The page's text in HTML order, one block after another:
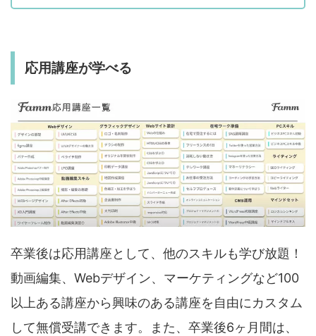
応用講座が学べる
卒業後は応用講座として、他のスキルも学び放題！
動画編集、Webデザイン、マーケティングなど100
以上ある講座から興味のある講座を自由にカスタム
して無償受講できます。また、卒業後6ヶ月間は、